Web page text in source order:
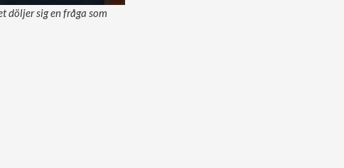
döljer sig en fråga som